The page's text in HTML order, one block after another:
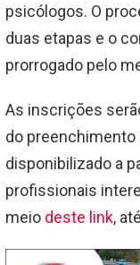
psicólogos. O
duas etapas e o
prorrogado pelo
As inscrições
do preenchimento
disponibilizado a
profissionais
meio deste link,